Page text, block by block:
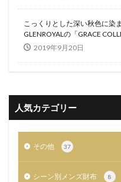
こっくりとした深い秋色に染
GLENROYALの「GRACE
2019年9月20日
人気カテゴリー
その他 37
シーン別メンズ財布 8